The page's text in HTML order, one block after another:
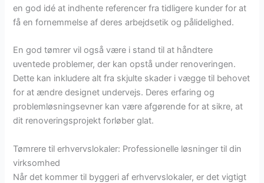
en god idé at indhente referencer fra tidligere kunder for at
få en fornemmelse af deres arbejdsetik og pålidelighed.
En god tømrer vil også være i stand til at håndtere
uventede problemer, der kan opstå under renoveringen.
Dette kan inkludere alt fra skjulte skader i vægge til behovet
for at ændre designet undervejs. Deres erfaring og
problemløsningsevner kan være afgørende for at sikre, at
dit renoveringsprojekt forløber glat.
Tømrere til erhvervslokaler: Professionelle løsninger til din
virksomhed
Når det kommer til byggeri af erhvervslokaler, er det vigtigt